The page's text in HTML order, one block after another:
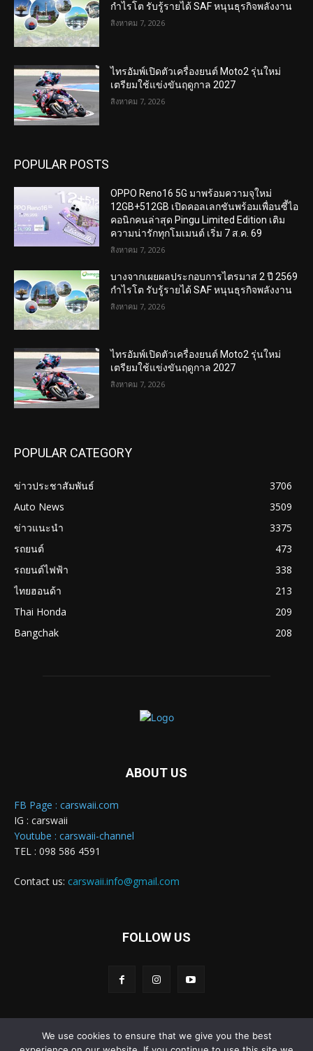
กำไรโต รับรู้รายได้ SAF หนุนธุรกิจพลังงาน
สิงหาคม 7, 2026
ไทรอัมพ์เปิดตัวเครื่องยนต์ Moto2 รุ่นใหม่
เตรียมใช้แข่งขันฤดูกาล 2027
สิงหาคม 7, 2026
POPULAR POSTS
OPPO Reno16 5G มาพร้อมความจุใหม่
12GB+512GB เปิดคอลเลกชันพร้อมเพื่อนซี้ไอ
คอนิกคนล่าสุด Pingu Limited Edition เติม
ความน่ารักทุกโมเมนต์ เริ่ม 7 ส.ค. 69
สิงหาคม 7, 2026
บางจากเผยผลประกอบการไตรมาส 2 ปี 2569
กำไรโต รับรู้รายได้ SAF หนุนธุรกิจพลังงาน
สิงหาคม 7, 2026
ไทรอัมพ์เปิดตัวเครื่องยนต์ Moto2 รุ่นใหม่
เตรียมใช้แข่งขันฤดูกาล 2027
สิงหาคม 7, 2026
POPULAR CATEGORY
ข่าวประชาสัมพันธ์
3706
Auto News
3509
ข่าวแนะนำ
3375
รถยนต์
473
รถยนต์ไฟฟ้า
338
ไทยฮอนด้า
213
Thai Honda
209
Bangchak
208
ABOUT US
FB Page : carswaii.com
IG : carswaii
Youtube : carswaii-channel
TEL : 098 586 4591
Contact us: carswaii.info@gmail.com
FOLLOW US
We use cookies to ensure that we give you the best